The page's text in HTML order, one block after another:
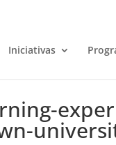
Iniciativas